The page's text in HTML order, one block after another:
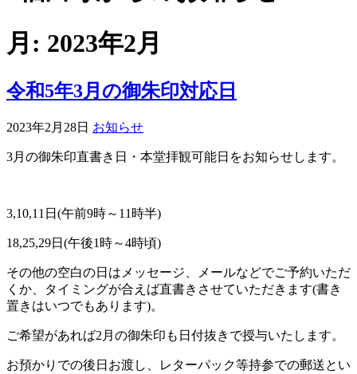
月: 2023年2月
令和5年3月の御朱印対応日
2023年2月28日 お知らせ
3月の御朱印直書き日・本堂拝観可能日をお知らせします。
3,10,11 日 (午前9時～ 11 時半)
18,25,29日 (午後1 時～4時頃)
その他の空白の日はメッセージ、メールなどでご予約いただ
くか、タイミングが合えば直書きさせていただきます(書き
置きはいつでもあります)。
ご希望があれば2 月の御朱印も日付抜きで授与いたします。
お預かりでの後日お渡し、レターパック等持参での郵送とい